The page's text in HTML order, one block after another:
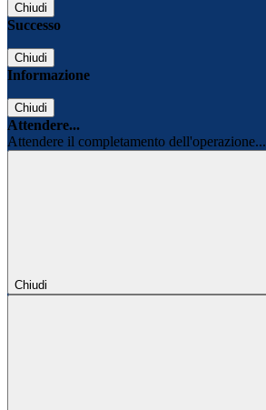
Chiudi
Successo
Chiudi
Informazione
Chiudi
Attendere...
Attendere il completamento dell'operazione...
Chiudi